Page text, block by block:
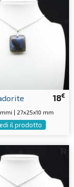
18€
| 27x25x10 mm
il prodotto